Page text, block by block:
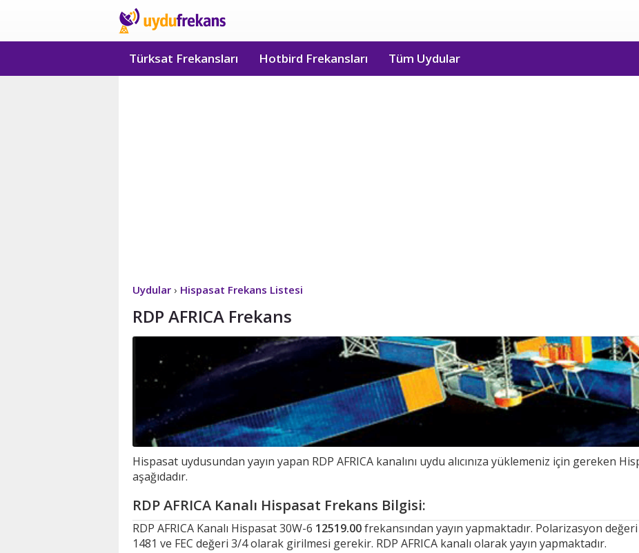
Türksat Frekansları Hotbird Frekansları Tüm Uydular
Uydular › Hispasat Frekans Listesi
RDP AFRICA Frekans
Hispasat uydusundan yayın yapan RDP AFRICA kanalını uydu alıcınıza yüklemeniz için gereken
aşağıdadır.
RDP AFRICA Kanalı Hispasat Frekans Bilgisi:
RDP AFRICA Kanalı Hispasat 30W-6 12519.00frekansından yayın yapmaktadır. Polarizasyon
1481 ve FEC değeri 3/4 olarak girilmesi gerekir. RDP AFRICA kanalı olarak yayın yapmaktadır.